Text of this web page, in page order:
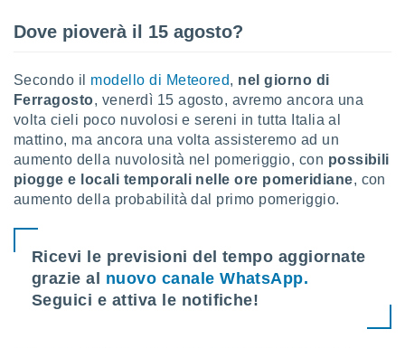
nostri
Dove pioverà il 15 agosto?
Secondo il modello di Meteored, nel giorno di
Ferragosto, venerdì 15 agosto, avremo ancora una
volta cieli poco nuvolosi e sereni in tutta Italia al
mattino, ma ancora una volta assisteremo ad un
aumento della nuvolosità nel pomeriggio, con possibili
piogge e locali temporali nelle ore pomeridiane, con
aumento della probabilità dal primo pomeriggio.
Ricevi le previsioni del tempo aggiornate
grazie al nuovo canale WhatsApp.
Seguici e attiva le notifiche!